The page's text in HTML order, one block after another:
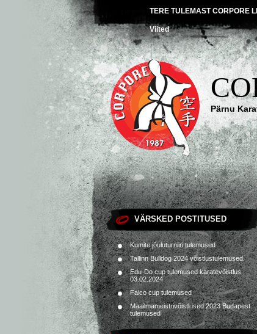
TERE TULEMAST CORPORE
Viited
Pärnu
VÄRSKED POSTITUSED
Kumite jõuluturniiri tulemused
Tallinn Bulldog 2024 võistlustulemused.
Edu-Do cup tulemused karatevõistlus
03.02.2024
Falco cup tulemused
Maailmameistrivõistlused 2023 Budapest
tulemused